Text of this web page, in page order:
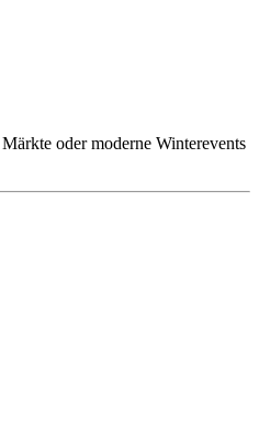
oder moderne Winterevents